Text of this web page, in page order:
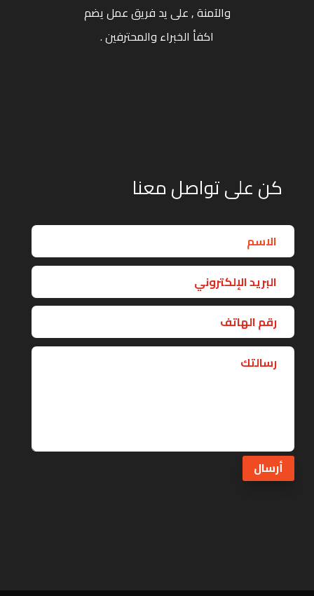
والآمنة , على يد فريق عمل يضم
اكفأ الخبراء والمحترفين .
كن على تواصل معنا
أرسال